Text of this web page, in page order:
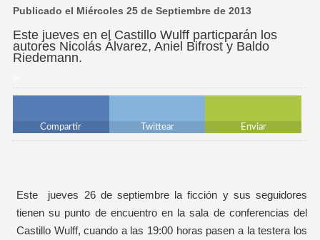
Publicado el Miércoles 25 de Septiembre de 2013
Este jueves en el Castillo Wulff particparán los
autores Nicolás Álvarez, Aniel Bifrost y Baldo
Riedemann.
Compartir Twittear Enviar
Este jueves 26 de septiembre la ficción y sus seguidores
tienen su punto de encuentro en la sala de conferencias del
Castillo Wulff, cuando a las 19:00 horas pasen a la testera los